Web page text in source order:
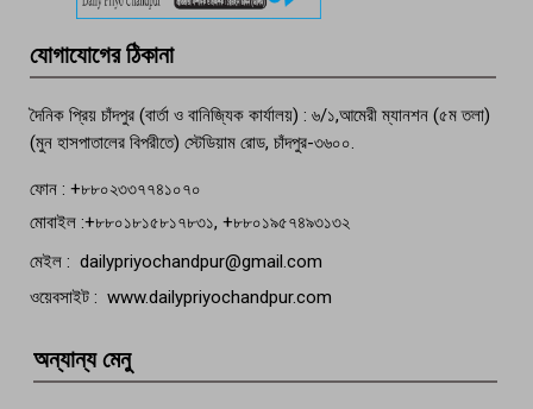
বেঁচে নেই, বিভিন্ন সংগঠনের শোক
যোগাযোগের ঠিকানা
দৈনিক প্রিয় চাঁদপুর (বার্তা ও বানিজ্যিক কার্যালয়) : ৬/১,আমেরী ম্যানশন (৫ম তলা)
(মুন হাসপাতালের বিপরীতে) স্টেডিয়াম রোড, চাঁদপুর-৩৬০০.
ফোন : +৮৮০২৩৩৭৭৪১০৭০
মোবাইল :+৮৮০১৮১৫৮১৭৮৩১, +৮৮০১৯৫৭৪৯৩১৩২
মেইল : dailypriyochandpur@gmail.com
ওয়েবসাইট : www.dailypriyochandpur.com
অন্যান্য মেনু